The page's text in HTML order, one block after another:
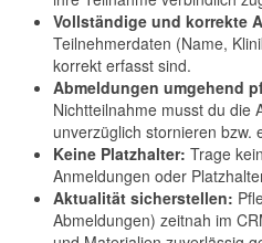
Vollständige und korrekte
Teilnehmerdaten (Name,
korrekt erfasst sind.
Abmeldungen umgehend
Nichtteilnahme musst du die
unverzüglich stornieren bzw.
Keine Platzhalter: Trage
Anmeldungen oder
Aktualität sicherstellen:
Abmeldungen) zeitnah im